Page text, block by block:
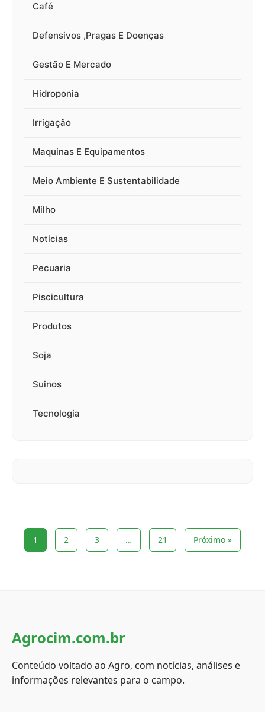
Café
Defensivos ,Pragas E Doenças
Gestão E Mercado
Hidroponia
Irrigação
Maquinas E Equipamentos
Meio Ambiente E Sustentabilidade
Milho
Notícias
Pecuaria
Piscicultura
Produtos
Soja
Suinos
Tecnologia
1 2 3 … 21 Próximo »
Agrocim.com.br
Conteúdo voltado ao Agro, com notícias, análises e
informações relevantes para o campo.